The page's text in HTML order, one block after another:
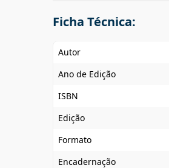
Ficha Técnica:
Autor
Ano de Edição
ISBN
Edição
Formato
Encadernação